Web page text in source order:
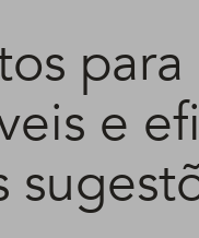
e